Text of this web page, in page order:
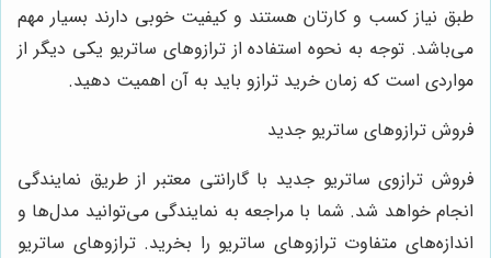
طبق نیاز کسب و کارتان هستند و کیفیت خوبی دارند بسیار مهم
می‌باشد. توجه به نحوه استفاده از ترازوهای ساتریو یکی دیگر از
مواردی است که زمان خرید ترازو باید به آن اهمیت دهید.
فروش ترازوهای ساتریو جدید
فروش ترازوی ساتریو جدید با گارانتی معتبر از طریق نمایندگی
انجام خواهد شد. شما با مراجعه به نمایندگی می‌توانید مدل‌ها و
اندازه‌های متفاوت ترازوهای ساتریو را بخرید. ترازوهای ساتریو